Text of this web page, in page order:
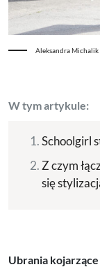
Aleksandra Michalik
W tym artykule:
Schoolgirl
Z czym
się
Ubrania